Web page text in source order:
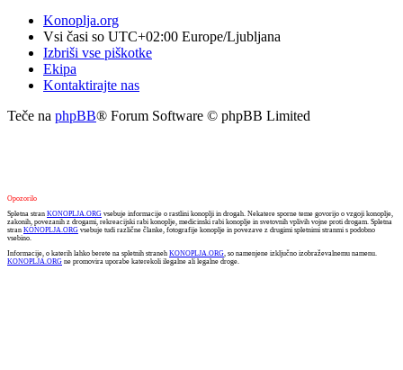
Konoplja.org
Vsi časi so UTC+02:00 Europe/Ljubljana
Izbriši vse piškotke
Ekipa
Kontaktirajte nas
Teče na phpBB® Forum Software © phpBB Limited
Opozorilo
Spletna stran KONOPLJA.ORG vsebuje informacije o rastlini konoplji in drogah. Nekatere sporne teme govorijo o vzgoji konoplje,
zakonih, povezanih z drogami, rekreacijski rabi konoplje, medicinski rabi konoplje in svetovnih vplivih vojne proti drogam. Spletna
stran KONOPLJA.ORG vsebuje tudi različne članke, fotografije konoplje in povezave z drugimi spletnimi stranmi s podobno
vsebino.
Informacije, o katerih lahko berete na spletnih straneh KONOPLJA.ORG , so namenjene izključno izobraževalnemu namenu.
KONOPLJA.ORG ne promovira uporabe katerekoli ilegalne ali legalne droge.